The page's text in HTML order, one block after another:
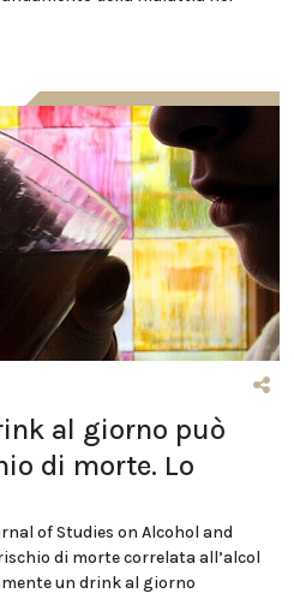
al giorno può
di morte. Lo
of Studies on Alcohol and
di morte correlata all’alcol
un drink al giorno